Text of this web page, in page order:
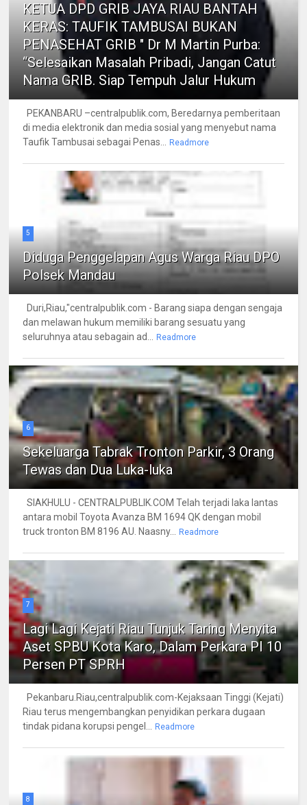
KETUA DPD GRIB JAYA RIAU BANTAH
KERAS: TAUFIK TAMBUSAI BUKAN
PENASEHAT GRIB " Dr M Martin Purba:
“Selesaikan Masalah Pribadi, Jangan Catut
Nama GRIB. Siap Tempuh Jalur Hukum
PEKANBARU –centralpublik.com, Beredarnya pemberitaan
di media elektronik dan media sosial yang menyebut nama
Taufik Tambusai sebagai Penas...
Readmore
5
Diduga Penggelapan Agus Warga Riau DPO
Polsek Mandau
Duri,Riau,"centralpublik.com - Barang siapa dengan sengaja
dan melawan hukum memiliki barang sesuatu yang
seluruhnya atau sebagain ad...
Readmore
6
Sekeluarga Tabrak Tronton Parkir, 3 Orang
Tewas dan Dua Luka-luka
SIAKHULU - CENTRALPUBLIK.COM Telah terjadi laka lantas
antara mobil Toyota Avanza BM 1694 QK dengan mobil
truck tronton BM 8196 AU. Naasny...
Readmore
7
Lagi Lagi Kejati Riau Tunjuk Taring Menyita
Aset SPBU Kota Karo, Dalam Perkara PI 10
Persen PT SPRH
Pekanbaru.Riau,centralpublik.com-Kejaksaan Tinggi (Kejati)
Riau terus mengembangkan penyidikan perkara dugaan
tindak pidana korupsi pengel...
Readmore
8